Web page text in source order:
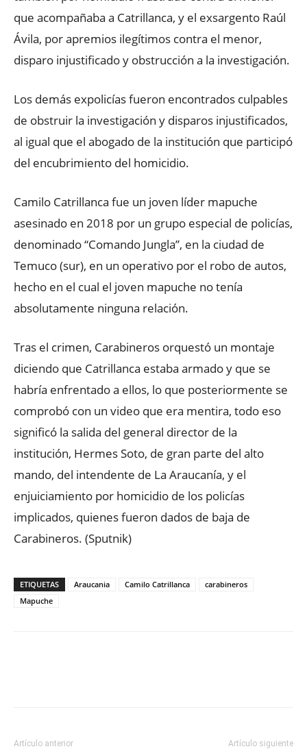
que acompañaba a Catrillanca, y el exsargento Raúl
Ávila, por apremios ilegítimos contra el menor,
disparo injustificado y obstrucción a la investigación.
Los demás expolicías fueron encontrados culpables
de obstruir la investigación y disparos injustificados,
al igual que el abogado de la institución que participó
del encubrimiento del homicidio.
Camilo Catrillanca fue un joven líder mapuche
asesinado en 2018 por un grupo especial de policías,
denominado “Comando Jungla”, en la ciudad de
Temuco (sur), en un operativo por el robo de autos,
hecho en el cual el joven mapuche no tenía
absolutamente ninguna relación.
Tras el crimen, Carabineros orquestó un montaje
diciendo que Catrillanca estaba armado y que se
habría enfrentado a ellos, lo que posteriormente se
comprobó con un video que era mentira, todo eso
significó la salida del general director de la
institución, Hermes Soto, de gran parte del alto
mando, del intendente de La Araucanía, y el
enjuiciamiento por homicidio de los policías
implicados, quienes fueron dados de baja de
Carabineros. (Sputnik)
ETIQUETAS Araucania Camilo Catrillanca
carabineros
Mapuche
Artículo anterior Artículo siguiente